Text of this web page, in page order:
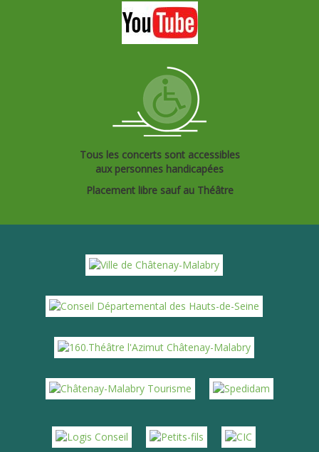
Tous les concerts sont accessibles
aux personnes handicapées
Placement libre sauf au Théâtre